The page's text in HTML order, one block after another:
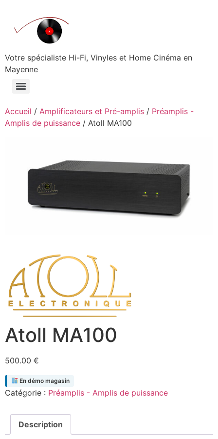
contenu
Votre spécialiste Hi-Fi, Vinyles et Home Cinéma en
Mayenne
Accueil / Amplificateurs et Pré-amplis / Préamplis -
Amplis de puissance / Atoll MA100
Atoll MA100
500.00 €
En démo magasin
Catégorie : Préamplis - Amplis de puissance
Description